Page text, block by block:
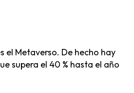
el Metaverso. De hecho hay
supera el 40 % hasta el año